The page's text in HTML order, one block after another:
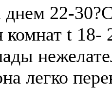
днем 22-
t 18-
легко